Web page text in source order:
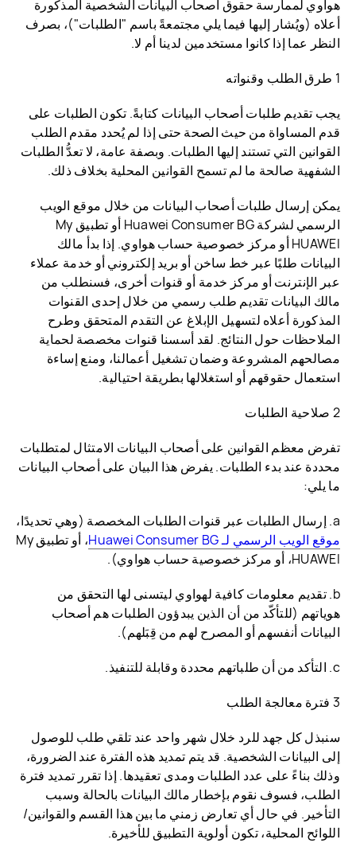
هواوي لممارسة حقوق أصحاب البيانات الشخصية المذكورة
أعلاه (ويُشار إليها فيما يلي مجتمعةً باسم "الطلبات")، بصرف
النظر عما إذا كانوا مستخدمين لدينا أم لا.
1 طرق الطلب وقنواته
يجب تقديم طلبات أصحاب البيانات كتابةً. تكون الطلبات على
قدم المساواة من حيث الصحة حتى إذا لم يُحدد مقدم الطلب
القوانين التي تستند إليها الطلبات. وبصفة عامة، لا تعدُّ الطلبات
الشفهية صالحة ما لم تسمح القوانين المحلية بخلاف ذلك.
يمكن إرسال طلبات أصحاب البيانات من خلال موقع الويب
الرسمي لشركة Huawei Consumer BG أو تطبيق My
HUAWEI أو مركز خصوصية حساب هواوي. إذا بدأ مالك
البيانات طلبًا عبر خط ساخن أو بريد إلكتروني أو خدمة عملاء
عبر الإنترنت أو مركز خدمة أو قنوات أخرى، فسنطلب من
مالك البيانات تقديم طلب رسمي من خلال إحدى القنوات
المذكورة أعلاه لتسهيل الإبلاغ عن التقدم المتحقق وطرح
الملاحظات حول النتائج. لقد أسسنا قنوات مخصصة لحماية
مصالحهم المشروعة وضمان تشغيل أعمالنا، ومنع إساءة
استعمال حقوقهم أو استغلالها بطريقة احتيالية.
2 صلاحية الطلبات
تفرض معظم القوانين على أصحاب البيانات الامتثال لمتطلبات
محددة عند بدء الطلبات. يفرض هذا البيان على أصحاب البيانات
ما يلي:
a. إرسال الطلبات عبر قنوات الطلبات المخصصة (وهي تحديدًا،
موقع الويب الرسمي لـ Huawei Consumer BG
، أو تطبيق My
HUAWEI، أو مركز خصوصية حساب هواوي).
b. تقديم معلومات كافية لهواوي ليتسنى لها التحقق من
هوياتهم (للتأكّد من أن الذين يبدؤون الطلبات هم أصحاب
البيانات أنفسهم أو المصرح لهم من قِبَلهم).
c. التأكد من أن طلباتهم محددة وقابلة للتنفيذ.
3 فترة معالجة الطلب
سنبذل كل جهد للرد خلال شهر واحد عند تلقي طلب للوصول
إلى البيانات الشخصية. قد يتم تمديد هذه الفترة عند الضرورة،
وذلك بناءً على عدد الطلبات ومدى تعقيدها. إذا تقرر تمديد فترة
الطلب، فسوف نقوم بإخطار مالك البيانات بالحالة وسبب
التأخير. في حال أي تعارض زمني ما بين هذا القسم والقوانين/
اللوائح المحلية، تكون أولوية التطبيق للأخيرة.